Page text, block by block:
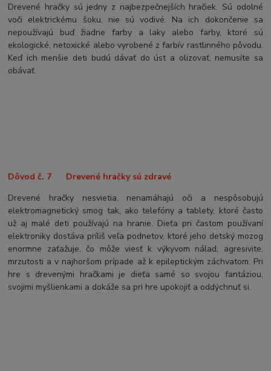
Drevené hračky sú jedny z najbezpečnejších hračiek. Sú odolné
voči elektrickému šoku, nie sú vodivé. Na ich dokončenie sa
nepoužívajú buď žiadne farby a laky alebo farby, ktoré sú
ekologické, netoxické alebo vyrobené z farbív rastlinného pôvodu.
Keď ich menšie deti budú dávať do úst a olizovať, nemusíte sa
obávať.
Dôvod č. 7 Drevené hračky sú zdravé
Drevené hračky nesvietia, nenamáhajú oči a nespôsobujú
elektromagnetický smog tak, ako telefóny a tablety, ktoré často
už aj malé deti používajú na hranie. Dieťa pri častom používaní
elektroniky dostáva príliš veľa podnetov, ktoré jeho detský mozog
enormne zaťažuje, čo môže viesť k výkyvom nálad, agresivite,
mrzutosti a v najhoršom prípade až k epileptickým záchvatom. Pri
hre s drevenými hračkami je dieťa samé so svojou fantáziou,
svojimi myšlienkami a dokáže sa pri hre upokojiť a oddýchnuť si.